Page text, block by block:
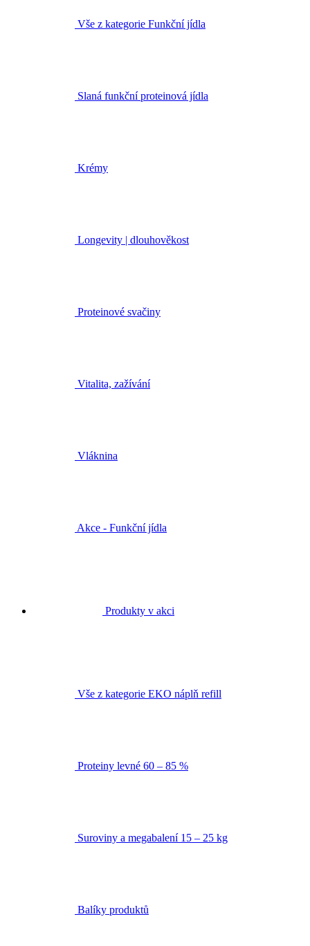
Vše z kategorie Funkční jídla
Slaná funkční proteinová jídla
Krémy
Longevity | dlouhověkost
Proteinové svačiny
Vitalita, zažívání
Vláknina
Akce - Funkční jídla
Produkty v akci
Vše z kategorie EKO náplň refill
Proteiny levné 60 – 85 %
Suroviny a megabalení 15 – 25 kg
Balíky produktů